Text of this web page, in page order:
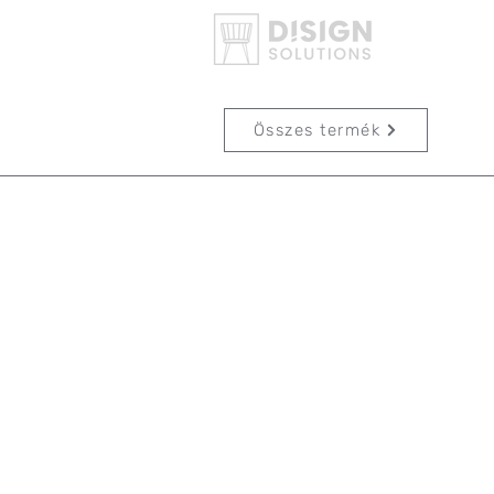
Összes termék